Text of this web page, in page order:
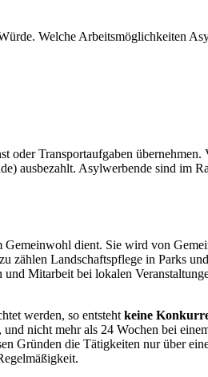
Welche Arbeitsmöglichkeiten
Transportaufgaben übernehmen.
ausbezahlt. Asylwerbende sind im
dient. Sie wird von
zählen Landschaftspflege in Parks
Mitarbeit bei lokalen
werden, so entsteht keine
nicht mehr als 24 Wochen bei
Gründen die Tätigkeiten nur über